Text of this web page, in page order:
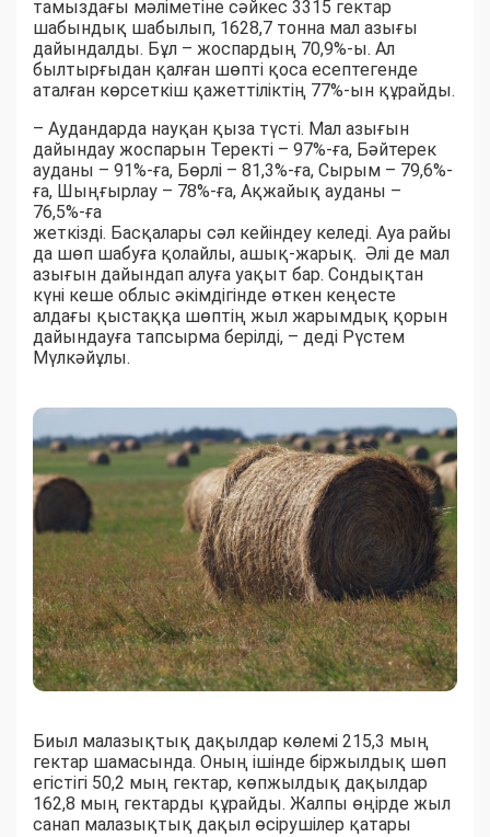
тамыздағы мәліметіне сәйкес 3315 гектар
шабындық шабылып, 1628,7 тонна мал азығы
дайындалды. Бұл – жоспардың 70,9%-ы. Ал
былтырғыдан қалған шөпті қоса есептегенде
аталған көрсеткіш қажеттіліктің 77%-ын құрайды.
– Аудандарда науқан қыза түсті. Мал азығын
дайындау жоспарын Теректі – 97%-ға, Бәйтерек
ауданы – 91%-ға, Бөрлі – 81,3%-ға, Сырым – 79,6%-
ға, Шыңғырлау – 78%-ға, Ақжайық ауданы –
76,5%-ға
жеткізді. Басқалары сәл кейіндеу келеді. Ауа райы
да шөп шабуға қолайлы, ашық-жарық. Әлі де мал
азығын дайындап алуға уақыт бар. Сондықтан
күні кеше облыс әкімдігінде өткен кеңесте
алдағы қыстаққа шөптің жыл жарымдық қорын
дайындауға тапсырма берілді, – деді Рүстем
Мүлкәйұлы.
Биыл малазықтық дақылдар көлемі 215,3 мың
гектар шамасында. Оның ішінде біржылдық шөп
егістігі 50,2 мың гектар, көпжылдық дақылдар
162,8 мың гектарды құрайды. Жалпы өңірде жыл
санап малазықтық дақыл өсірушілер қатары